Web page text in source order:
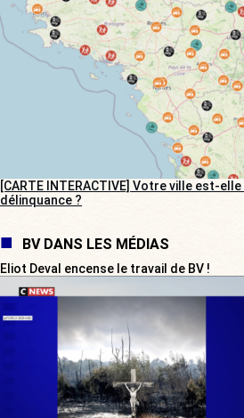
[CARTE INTERACTIVE] Votre ville est-
délinquance ?
BV DANS LES MÉDIAS
Eliot Deval encense le travail de BV !